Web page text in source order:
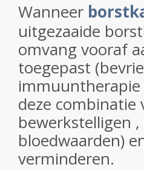
Wanneer
uitgezaaide
omvang vooraf
toegepast
deze
bewerkstelligen
bloedwaarden)
verminderen.